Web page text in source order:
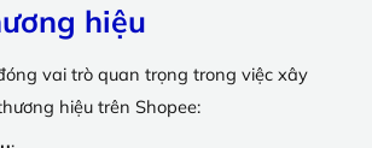
hiệu
vai trò quan trọng trong việc xây
hiệu trên Shopee: